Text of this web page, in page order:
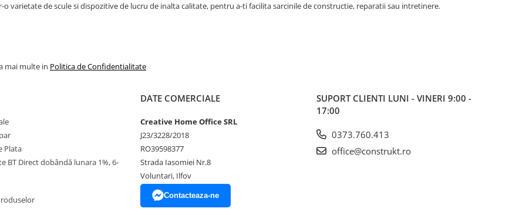
o varietate de scule si dispozitive de lucru de inalta calitate, pentru a-ti facilita sarcinile de constructie, reparatii sau intretinere.
mai multe in Politica de Confidentialitate
Plata
BT Direct dobândă lunara 1%, 6-
DATE COMERCIALE
Creative Home Office SRL
J23/3228/2018
RO39598377
Strada Iasomiei Nr.8
Voluntari, Ilfov
Contacteaza-ne
SUPORT CLIENTI LUNI - VINERI 9:00 -
17:00
0373.760.413
office@construkt.ro